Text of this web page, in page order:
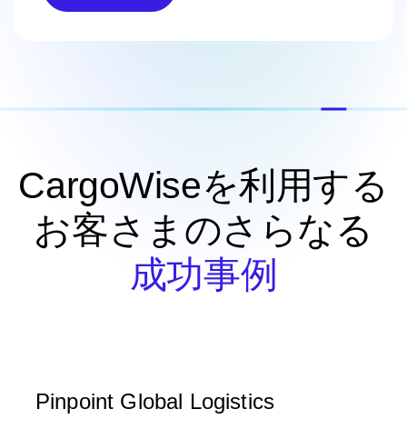
CargoWiseを利用する
お客さまのさらなる
成功事例
Pinpoint Global Logistics